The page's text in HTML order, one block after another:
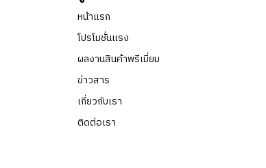
หน้าแรก
โปรโมชั่นแรง
ผลงานสินค้าพรีเมี่ยม
ข่าวสาร
เกี่ยวกับเรา
ติดต่อเรา